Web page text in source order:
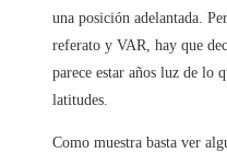
una posición adelantada.
referato y VAR, hay que
parece estar años luz de lo
latitudes.
Como muestra basta ver